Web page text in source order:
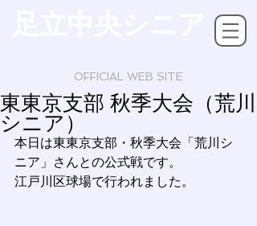
OFFICIAL WEB SITE
東東京支部 秋季大会（荒川
シニア）
本日は東東京支部・秋季大会「荒川シ
ニア」さんとの公式戦です。
江戸川区球場で行われました。